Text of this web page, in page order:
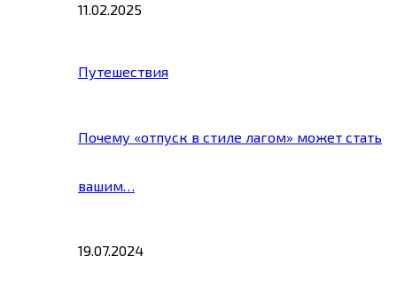
11.02.2025
Путешествия
Почему «отпуск в стиле лагом» может стать
вашим…
19.07.2024